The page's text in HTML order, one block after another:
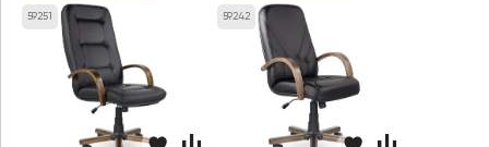
59251 59242